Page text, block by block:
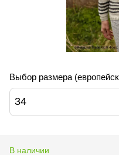
Выбор размера
34
В наличии